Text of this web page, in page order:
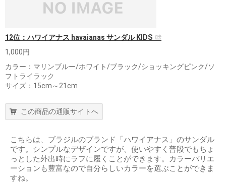
12位：ハワイアナス havaianas サンダル KIDS
1,000円
カラー：マリンブルー/ホワイト/ブラック/ショッキングピンク/ソ
フトライラック
サイズ：15cm～21cm
この商品の通販サイトへ
こちらは、ブラジルのブランド「ハワイアナス」のサンダル
です。シンプルなデザインですが、使いやすく普段でもちょ
っとした外出時にラフに履くことができます。カラーバリエ
ーションも豊富なので自分らしいカラーを選ぶことができま
すね。